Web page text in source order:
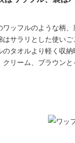
ワッフルのような柄
はサラリとした使い
のタオルより軽く収
クリーム、ブラウン